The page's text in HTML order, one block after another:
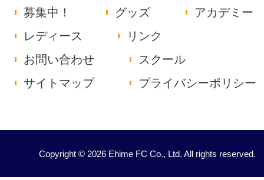
募集中！
グッズ
アカデミー
レディース
リンク
お問い合わせ
スクール
サイトマップ
プライバシーポリシー
Copyright © 2026 Ehime FC Co., Ltd. All rights reserved.